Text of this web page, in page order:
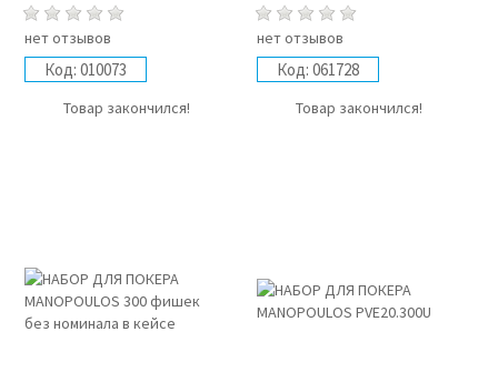
нет отзывов
Код: 010073
Товар закончился!
нет отзывов
Код: 061728
Товар закончился!